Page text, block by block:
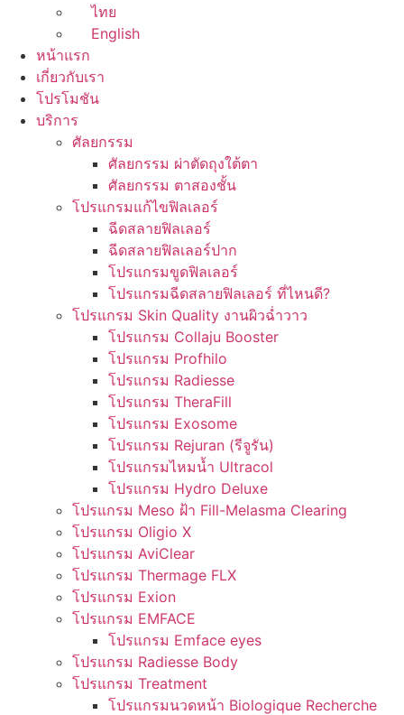
ไทย
English
หน้าแรก
เกี่ยวกับเรา
โปรโมชัน
บริการ
ศัลยกรรม
ศัลยกรรม ผ่าตัดถุงใต้ตา
ศัลยกรรม ตาสองชั้น
โปรแกรมแก้ไขฟิลเลอร์
ฉีดสลายฟิลเลอร์
ฉีดสลายฟิลเลอร์ปาก
โปรแกรมขูดฟิลเลอร์
โปรแกรมฉีดสลายฟิลเลอร์ ที่ไหนดี?
โปรแกรม Skin Quality งานผิวฉ่ำวาว
โปรแกรม Collaju Booster
โปรแกรม Profhilo
โปรแกรม Radiesse
โปรแกรม TheraFill
โปรแกรม Exosome
โปรแกรม Rejuran (รีจูรัน)
โปรแกรมไหมน้ำ Ultracol
โปรแกรม Hydro Deluxe
โปรแกรม Meso ฝ้า Fill-Melasma Clearing
โปรแกรม Oligio X
โปรแกรม AviClear
โปรแกรม Thermage FLX
โปรแกรม Exion
โปรแกรม EMFACE
โปรแกรม Emface eyes
โปรแกรม Radiesse Body
โปรแกรม Treatment
โปรแกรมนวดหน้า Biologique Recherche